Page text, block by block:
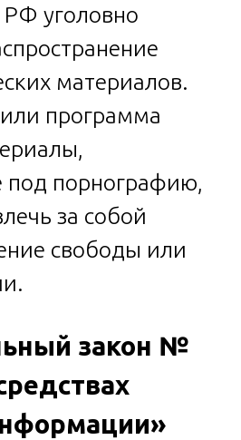
РФ уголовно
материалов.
программа
порнографию,
за собой
свободы или
закон №